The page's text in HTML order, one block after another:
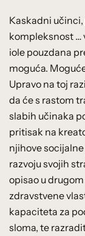
Kaskadni
kompleksnost …
iole pouzdana
moguća.
Upravo na toj
da će s rastom
slabih učinaka
pritisak na
njihove
razvoju svojih
opisao u
zdravstvene
kapaciteta za
sloma, te